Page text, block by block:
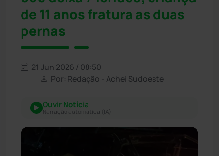
de 11 anos fratura as duas
pernas
21 Jun 2026 / 08:50
Por: Redação - Achei Sudoeste
Ouvir Notícia
Narração automática (IA)